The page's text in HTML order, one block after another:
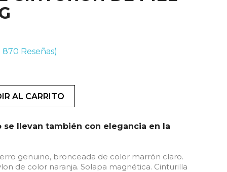
870 Reseñas)
AL CARRITO
se llevan también con elegancia en la
genuino, bronceada de color marrón claro.
de color naranja. Solapa magnética. Cinturilla